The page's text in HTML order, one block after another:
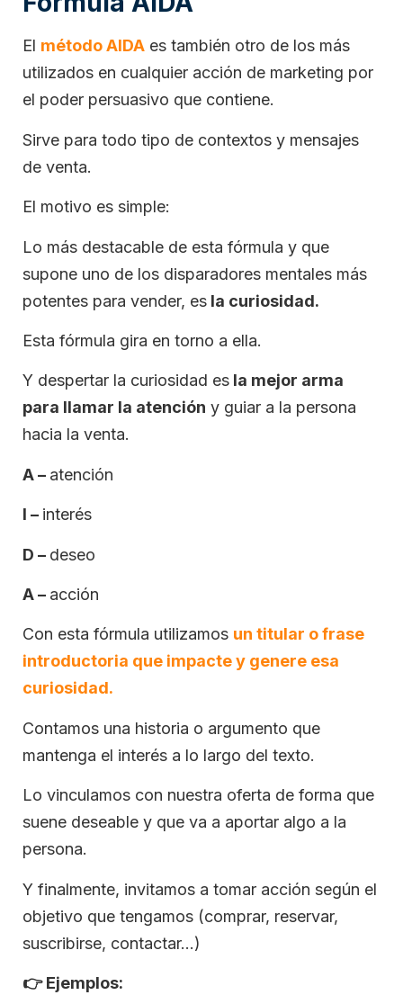
El método AIDA es también otro de los más
utilizados en cualquier acción de marketing por
el poder persuasivo que contiene.
Sirve para todo tipo de contextos y mensajes
de venta.
El motivo es simple:
Lo más destacable de esta fórmula y que
supone uno de los disparadores mentales más
potentes para vender, es la curiosidad.
Esta fórmula gira en torno a ella.
Y despertar la curiosidad es la mejor arma
para llamar la atención y guiar a la persona
hacia la venta.
A – atención
I – interés
D – deseo
A – acción
Con esta fórmula utilizamos un titular o frase
introductoria que impacte y genere esa
curiosidad.
Contamos una historia o argumento que
mantenga el interés a lo largo del texto.
Lo vinculamos con nuestra oferta de forma que
suene deseable y que va a aportar algo a la
persona.
Y finalmente, invitamos a tomar acción según el
objetivo que tengamos (comprar, reservar,
suscribirse, contactar…)
👉Ejemplos: